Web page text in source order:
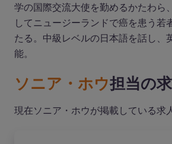
学の国際交流大使を勤めるかたわら
してニュージーランドで癌を患う若
たる。中級レベルの日本語を話し、
能。
ソニア・ホウ担当の
現在ソニア・ホウが掲載している求